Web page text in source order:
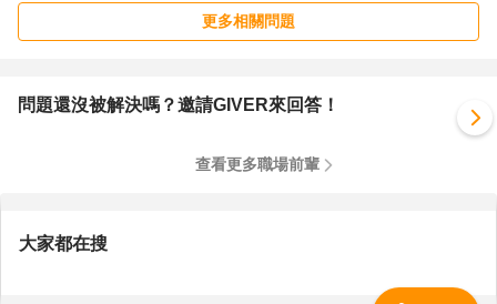
更多相關問題
問題還沒被解決嗎？邀請GIVER來回答！
查看更多職場前輩
大家都在搜